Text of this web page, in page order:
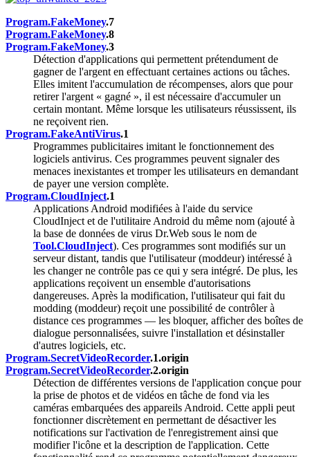
Program.FakeMoney.7
Program.FakeMoney.8
Program.FakeMoney.3
Détection d'applications qui permettent prétendument de
gagner de l'argent en effectuant certaines actions ou tâches.
Elles imitent l'accumulation de récompenses, alors que pour
retirer l'argent « gagné », il est nécessaire d'accumuler un
certain montant. Même lorsque les utilisateurs réussissent, ils
ne reçoivent rien.
Program.FakeAntiVirus.1
Programmes publicitaires imitant le fonctionnement des
logiciels antivirus. Ces programmes peuvent signaler des
menaces inexistantes et tromper les utilisateurs en demandant
de payer une version complète.
Program.CloudInject.1
Applications Android modifiées à l'aide du service
CloudInject et de l'utilitaire Android du même nom (ajouté à
la base de données de virus Dr.Web sous le nom de
Tool.CloudInject). Ces programmes sont modifiés sur un
serveur distant, tandis que l'utilisateur (moddeur) intéressé à
les changer ne contrôle pas ce qui y sera intégré. De plus, les
applications reçoivent un ensemble d'autorisations
dangereuses. Après la modification, l'utilisateur qui fait du
modding (moddeur) reçoit une possibilité de contrôler à
distance ces programmes — les bloquer, afficher des boîtes de
dialogue personnalisées, suivre l'installation et désinstaller
d'autres logiciels, etc.
Program.SecretVideoRecorder.1.origin
Program.SecretVideoRecorder.2.origin
Détection de différentes versions de l'application conçue pour
la prise de photos et de vidéos en tâche de fond via les
caméras embarquées des appareils Android. Cette appli peut
fonctionner discrètement en permettant de désactiver les
notifications sur l'activation de l'enregistrement ainsi que
modifier l'icône et la description de l'application. Cette